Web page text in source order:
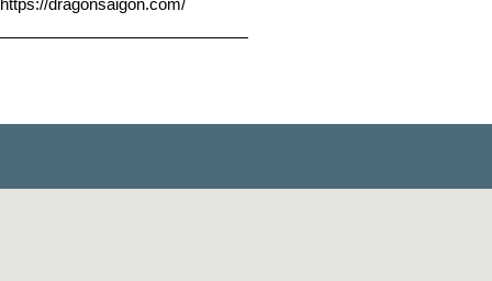
https://dragonsaigon.com/